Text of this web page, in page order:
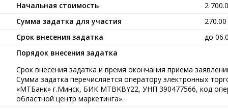
Начальная стоимость
2
Сумма задатка для участия
Срок внесения задатка
до
Порядок внесения задатка
Срок внесения задатка и время окончания приема
Сумма задатка перечисляется оператору электронных
«МТБанк» г.Минск, БИК MTBKBY22, УНП 390477566, код
областной центр маркетинга».